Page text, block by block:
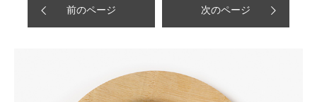
前のページ 次のページ
訪問＋通い＋宿泊
地域密着型小規模施設